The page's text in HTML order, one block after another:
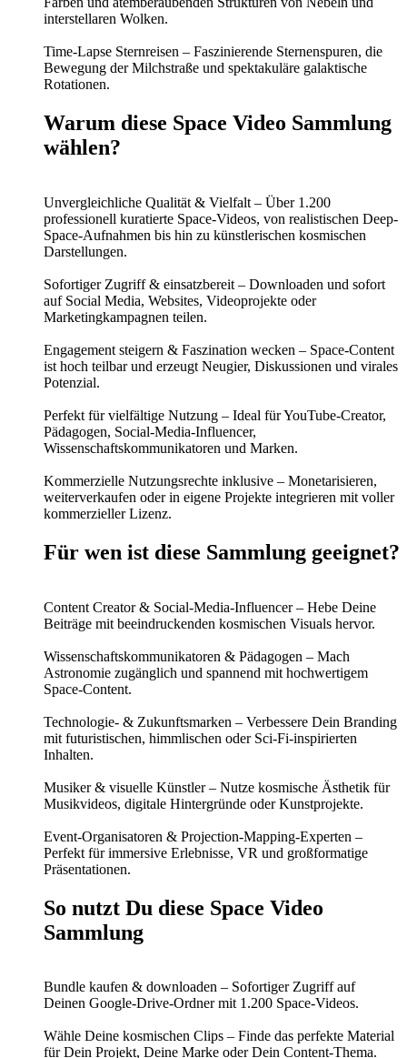
interstellaren Wolken.
Time-Lapse Sternreisen – Faszinierende Sternenspuren, die
Bewegung der Milchstraße und spektakuläre galaktische
Rotationen.
Warum diese Space Video Sammlung
wählen?
Unvergleichliche Qualität & Vielfalt – Über 1.200
professionell kuratierte Space-Videos, von realistischen Deep-
Space-Aufnahmen bis hin zu künstlerischen kosmischen
Darstellungen.
Sofortiger Zugriff & einsatzbereit – Downloaden und sofort
auf Social Media, Websites, Videoprojekte oder
Marketingkampagnen teilen.
Engagement steigern & Faszination wecken – Space-Content
ist hoch teilbar und erzeugt Neugier, Diskussionen und virales
Potenzial.
Perfekt für vielfältige Nutzung – Ideal für YouTube-Creator,
Pädagogen, Social-Media-Influencer,
Wissenschaftskommunikatoren und Marken.
Kommerzielle Nutzungsrechte inklusive – Monetarisieren,
weiterverkaufen oder in eigene Projekte integrieren mit voller
kommerzieller Lizenz.
Für wen ist diese Sammlung geeignet?
Content Creator & Social-Media-Influencer – Hebe Deine
Beiträge mit beeindruckenden kosmischen Visuals hervor.
Wissenschaftskommunikatoren & Pädagogen – Mach
Astronomie zugänglich und spannend mit hochwertigem
Space-Content.
Technologie- & Zukunftsmarken – Verbessere Dein Branding
mit futuristischen, himmlischen oder Sci-Fi-inspirierten
Inhalten.
Musiker & visuelle Künstler – Nutze kosmische Ästhetik für
Musikvideos, digitale Hintergründe oder Kunstprojekte.
Event-Organisatoren & Projection-Mapping-Experten –
Perfekt für immersive Erlebnisse, VR und großformatige
Präsentationen.
So nutzt Du diese Space Video
Sammlung
Bundle kaufen & downloaden – Sofortiger Zugriff auf
Deinen Google-Drive-Ordner mit 1.200 Space-Videos.
Wähle Deine kosmischen Clips – Finde das perfekte Material
für Dein Projekt, Deine Marke oder Dein Content-Thema.